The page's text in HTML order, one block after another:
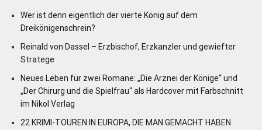
Wer ist denn eigentlich der vierte König auf dem
Dreikönigenschrein?
Reinald von Dassel – Erzbischof, Erzkanzler und gewiefter
Stratege
Neues Leben für zwei Romane: „Die Arznei der Könige“ und
„Der Chirurg und die Spielfrau“ als Hardcover mit Farbschnitt
im Nikol Verlag
22 KRIMI-TOUREN IN EUROPA, DIE MAN GEMACHT HABEN